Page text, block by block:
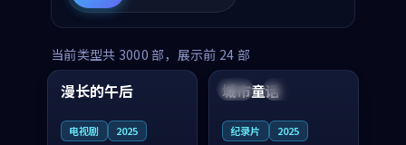
当前类型共 3000 部，展示前 24 部
中国 高分
99:16
漫长的午后
电视剧 2025
美国 院线
城市童话
纪录片 2025